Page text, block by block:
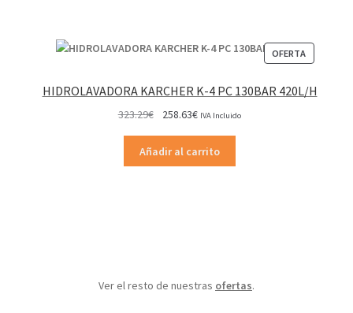
OFERTA
EN
HIDROLAVADORA KARCHER K-4 PC 130BAR 420L/H
323.29€
original
era:
258.63€El
actual
es:
IVA Incluido
Añadir al carrito
Ver el resto de nuestras ofertas.